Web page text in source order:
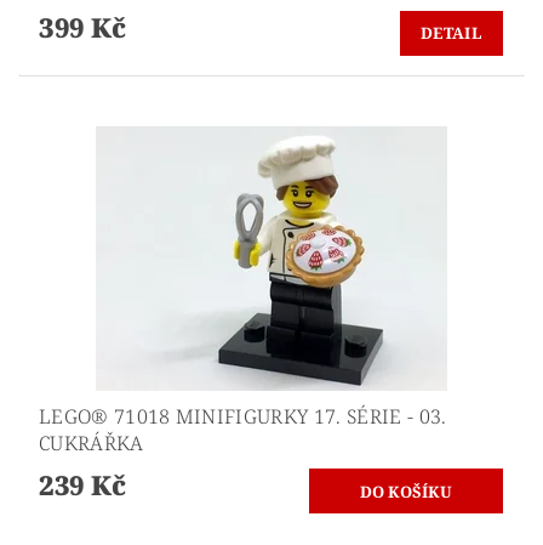
399 Kč DETAIL
LEGO® 71018 MINIFIGURKY 17. SÉRIE - 03.
CUKRÁŘKA
239 Kč